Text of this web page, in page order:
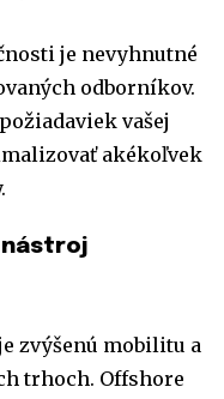
je nevyhnutné
odborníkov.
vašej
akékoľvek
zvýšenú mobilitu a
trhoch. Offshore